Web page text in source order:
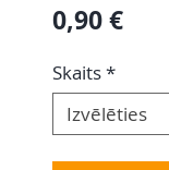
0,90 €Cena
Skaits*